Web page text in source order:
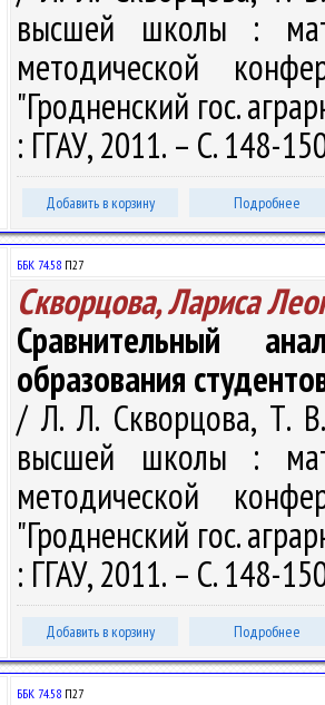
высшей школы :
методической
"Гродненский гос.
: ГГАУ, 2011. – С. 148-
Добавить в корзину Подробнее
ББК 74.58 П27
Скворцова, Лариса
Сравнительный
образования
/ Л. Л. Скворцова, Т.
высшей школы :
методической
"Гродненский гос.
: ГГАУ, 2011. – С. 148-
Добавить в корзину Подробнее
ББК 74.58 П27